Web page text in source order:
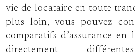
vie de locataire en toute
plus loin, vous pouvez
comparatifs d’assurance
directement